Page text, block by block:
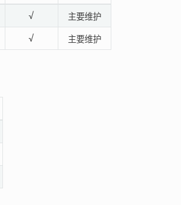
√ 主要维护
√ 主要维护